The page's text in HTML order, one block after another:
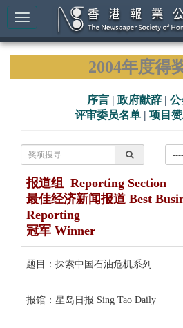
2004年度得
序言 | 政府献辞 | 公
评审委员名单 | 项目
报道组 Reporting Section
最佳经济新闻报道 Best
Reporting
冠军 Winner
题目：探索中国石油危机系列
报馆：星岛日报 Sing Tao Daily